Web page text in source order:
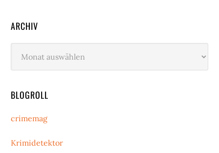
ARCHIV
BLOGROLL
crimemag
Krimidetektor